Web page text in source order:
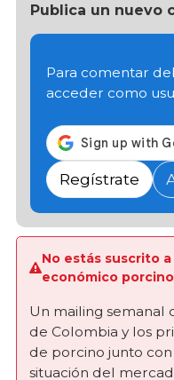
Publica un nuevo
Para comentar
acceder como
Regístrate
No estás suscrito
económico
Un mailing semanal
de Colombia y los
de porcino junto
situación del